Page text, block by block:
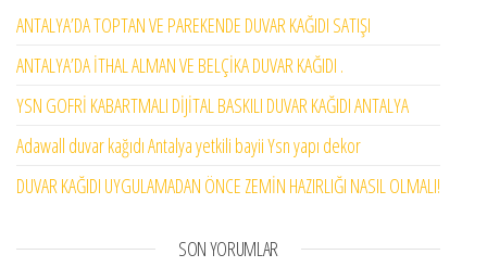
ANTALYA’DA TOPTAN VE PAREKENDE DUVAR KAĞIDI SATIŞI
ANTALYA’DA İTHAL ALMAN VE BELÇİKA DUVAR KAĞIDI .
YSN GOFRİ KABARTMALI DİJİTAL BASKILI DUVAR KAĞIDI ANTALYA
Adawall duvar kağıdı Antalya yetkili bayii Ysn yapı dekor
DUVAR KAĞIDI UYGULAMADAN ÖNCE ZEMİN HAZIRLIĞI NASIL OLMALI!
SON YORUMLAR